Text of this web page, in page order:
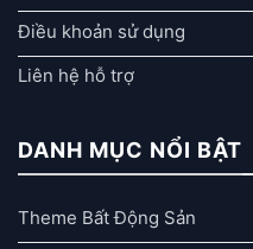
Điều khoản sử dụng
Liên hệ hỗ trợ
DANH MỤC NỔI BẬT
Theme Bất Động Sản